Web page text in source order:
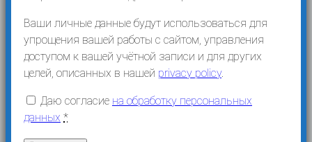
Ваши личные данные будут использоваться для
упрощения вашей работы с сайтом, управления
доступом к вашей учётной записи и для других
целей, описанных в нашей privacy policy.
Даю согласие на обработку персональных
данных *